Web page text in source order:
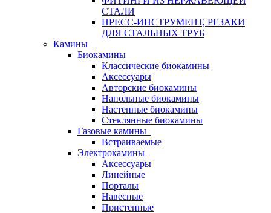
СТАЛИ
ПРЕСС-ИНСТРУМЕНТ, РЕЗАКИ
ДЛЯ СТАЛЬНЫХ ТРУБ
Камины
Биокамины
Классические биокамины
Аксессуары
Авторские биокамины
Напольные биокамины
Настенные биокамины
Стеклянные биокамины
Газовые камины
Встраиваемые
Электрокамины
Аксессуары
Линейные
Порталы
Навесные
Пристенные